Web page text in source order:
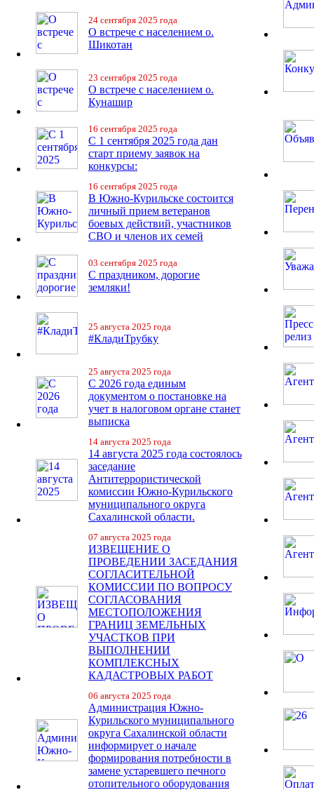
24 сентября 2025 года
О встрече с населением о.
Шикотан
23 сентября 2025 года
О встрече с населением о.
Кунашир
16 сентября 2025 года
С 1 сентября 2025 года дан
старт приему заявок на
конкурсы:
16 сентября 2025 года
В Южно-Курильске состоится
личный прием ветеранов
боевых действий, участников
СВО и членов их семей
03 сентября 2025 года
С праздником, дорогие
земляки!
25 августа 2025 года
#КладиТрубку
25 августа 2025 года
С 2026 года единым
документом о постановке на
учет в налоговом органе станет
выписка
14 августа 2025 года
14 августа 2025 года состоялось
заседание
Антитеррористической
комиссии Южно-Курильского
муниципального округа
Сахалинской области.
07 августа 2025 года
ИЗВЕЩЕНИЕ О
ПРОВЕДЕНИИ ЗАСЕДАНИЯ
СОГЛАСИТЕЛЬНОЙ
КОМИССИИ ПО ВОПРОСУ
СОГЛАСОВАНИЯ
МЕСТОПОЛОЖЕНИЯ
ГРАНИЦ ЗЕМЕЛЬНЫХ
УЧАСТКОВ ПРИ
ВЫПОЛНЕНИИ
КОМПЛЕКСНЫХ
КАДАСТРОВЫХ РАБОТ
06 августа 2025 года
Администрация Южно-
Курильского муниципального
округа Сахалинской области
информирует о начале
формирования потребности в
замене устаревшего печного
отопительного оборудования